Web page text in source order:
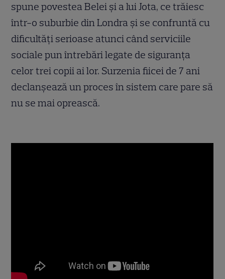
spune povestea Belei și a lui Jota, ce trăiesc
într-o suburbie din Londra și se confruntă cu
dificultăți serioase atunci când serviciile
sociale pun întrebări legate de siguranța
celor trei copii ai lor. Surzenia fiicei de 7 ani
declanșează un proces în sistem care pare să
nu se mai oprească.